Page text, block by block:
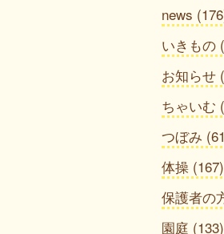
news
いきもの
お知らせ
ちゃいむ
つぼみ
体操 (167)
保護者の
園庭 (133)